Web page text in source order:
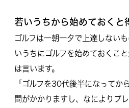
若いうちから始めておくと
ゴルフは一朝一夕で上達しない
いうちにゴルフを始めておくこ
は言います。
「ゴルフを30代後半になってか
間がかかりますし、なによりプ